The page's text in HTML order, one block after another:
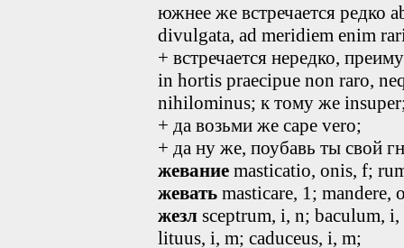
южнее же встречается редко
divulgata, ad meridiem enim
+ встречается нередко,
in hortis praecipue non raro,
nihilominus; к тому же
+ да возьми же cape vero;
+ да ну же, поубавь ты свой
жевание masticatio, onis, f;
жевать masticare, 1;
жезл sceptrum, i, n; baculum, i,
lituus, i, m; caduceus, i, m;